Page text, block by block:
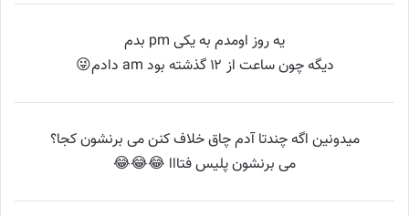
یه روز اومدم به یکی pm بدم
دیگه چون ساعت از ۱۲ گذشته بود am دادم😜
میدونین اگه چندتا آدم چاق خلاف کنن می برنشون کجا؟
می برنشون پلیس فتااا 😂😂😂